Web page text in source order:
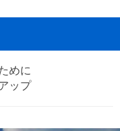
めに
ップ